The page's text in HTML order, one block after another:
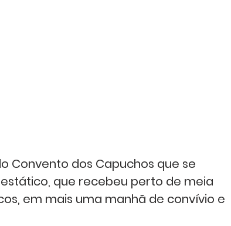
Convento dos Capuchos que se
que recebeu perto de meia
em mais uma manhã de convívio e